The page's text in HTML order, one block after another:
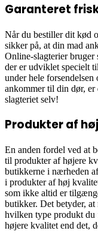
Garanteret
Når du bestiller dit kød
sikker på, at din mad
Online-slagterier
der er udviklet specielt
under hele
ankommer til din dør,
slagteriet selv!
Produkter af
En anden fordel ved at
til produkter af højere
butikkerne i nærheden
i produkter af høj
som ikke altid er
butikker. Det betyder,
hvilken type produkt du
højere kvalitet end det,